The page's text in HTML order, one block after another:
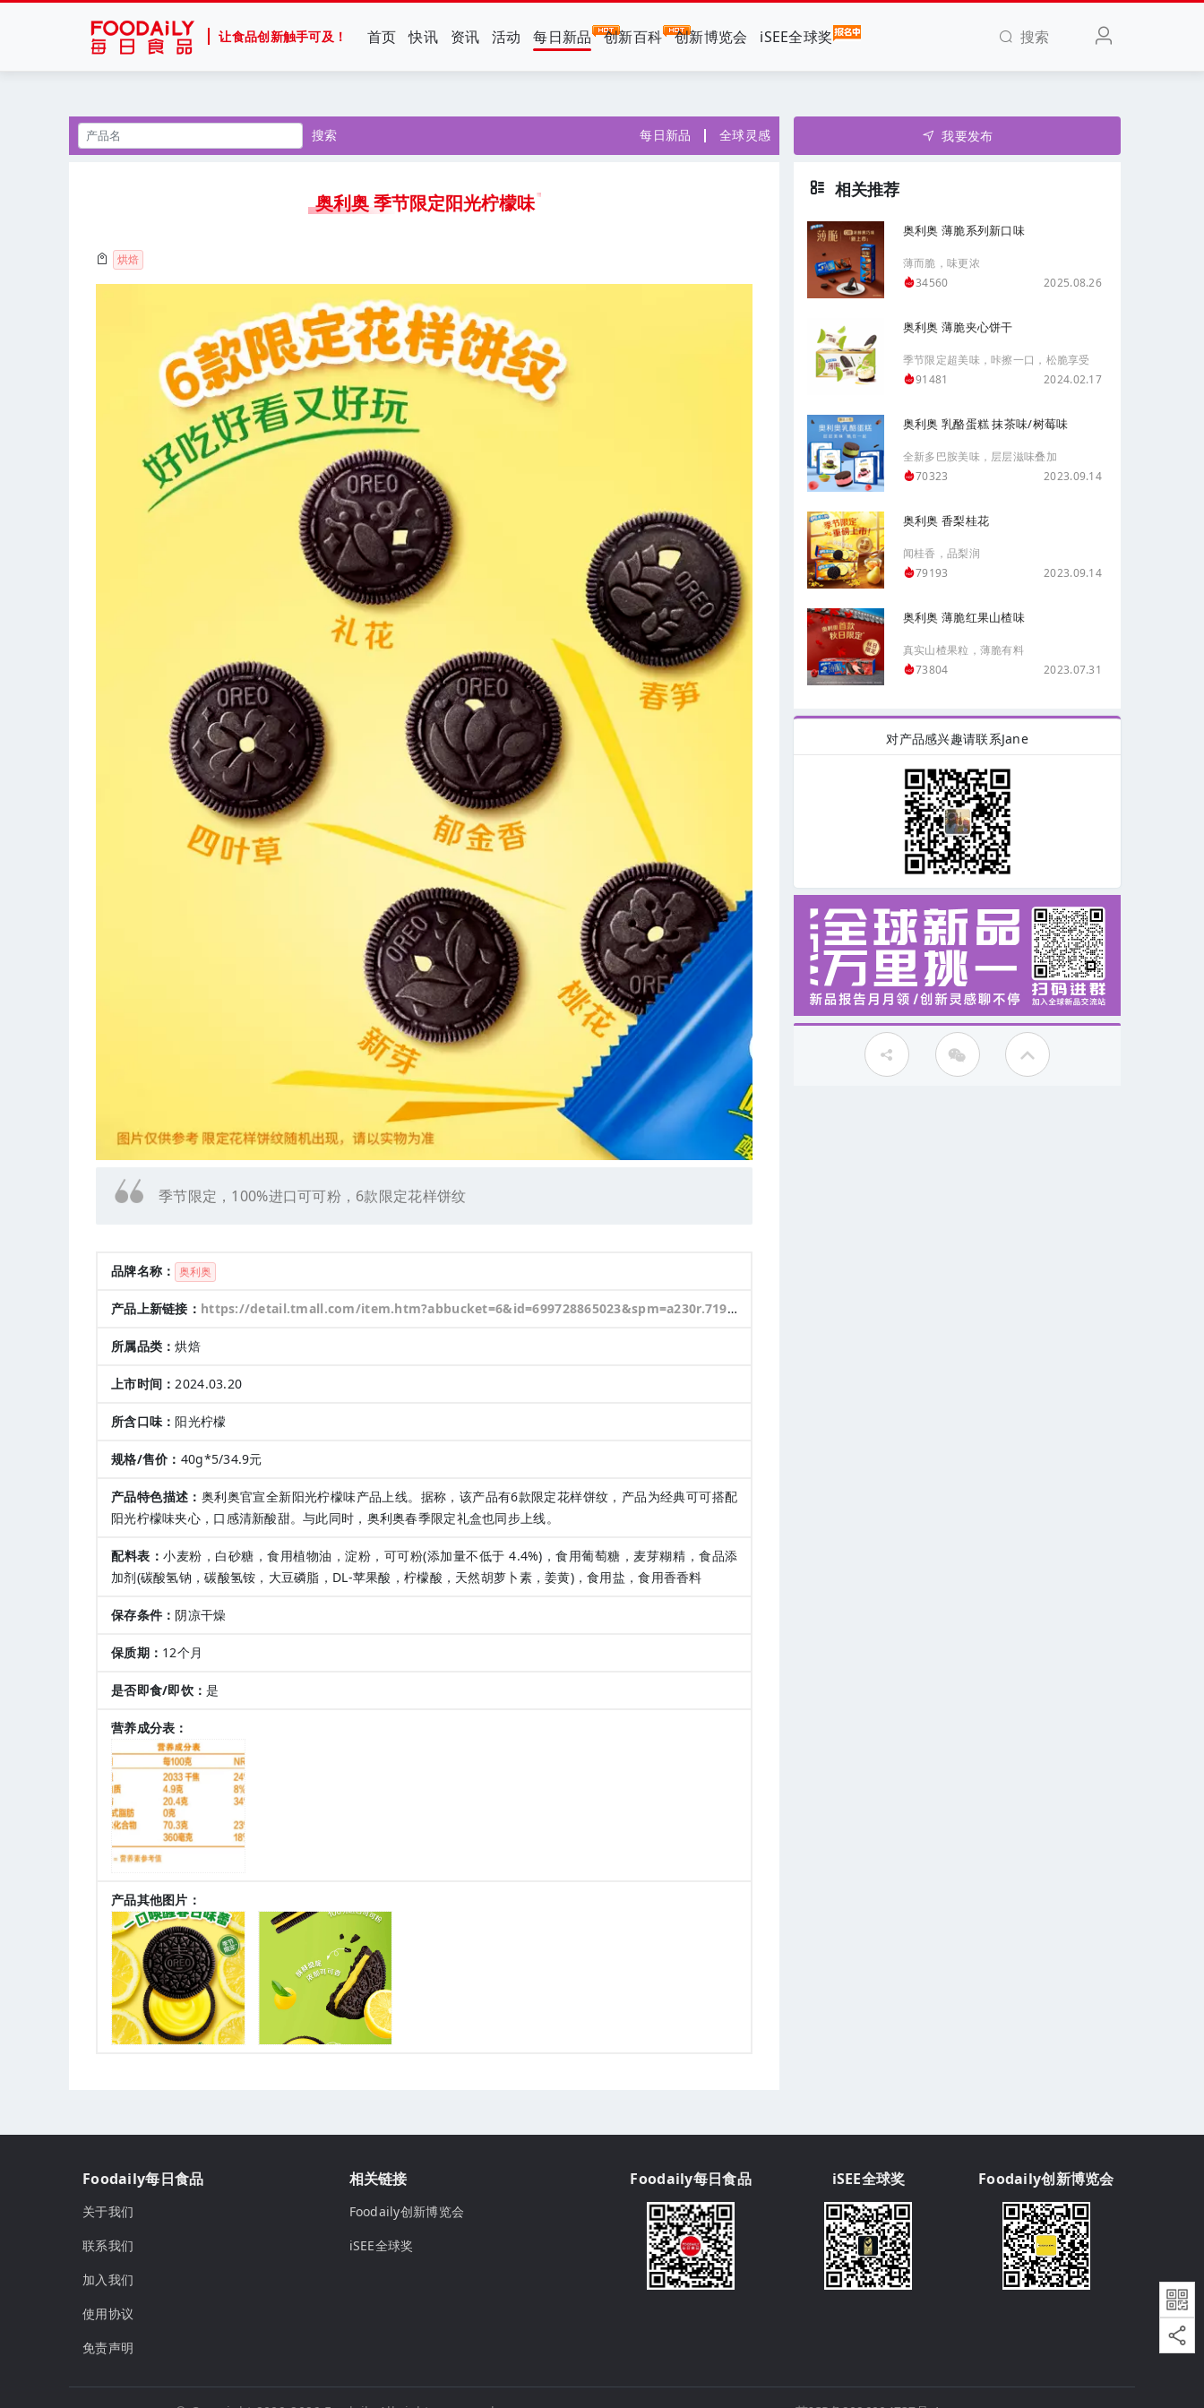
让食品创新触手可及！ 首页 快讯 资讯 活动 每日新品 创新百科 创新博览会 iSEE全球奖 搜索
搜索 每日新品 全球灵感
奥利奥 季节限定阳光柠檬味
烘焙
季节限定，100%进口可可粉，6款限定花样饼纹
品牌名称： 奥利奥
产品上新链接： https://detail.tmall.com/item.htm?abbucket=6&id=699728865023&spm=a230r.7195193.1997079397.5.22691b6deeNbSV
所属品类：烘焙
上市时间： 2024.03.20
所含口味：阳光柠檬
规格/售价： 40g*5/34.9元
产品特色描述： 奥利奥官宣全新阳光柠檬味产品上线。据称，该产品有6款限定花样饼纹，产品为经典可可搭配
阳光柠檬味夹心，口感清新酸甜。与此同时，奥利奥春季限定礼盒也同步上线。
配料表：小麦粉，白砂糖，食用植物油，淀粉，可可粉(添加量不低于 4.4%)，食用葡萄糖，麦芽糊精，食品添
加剂(碳酸氢钠，碳酸氢铵，大豆磷脂，DL-苹果酸，柠檬酸，天然胡萝卜素，姜黄)，食用盐，食用香香料
保存条件： 阴凉干燥
保质期： 12个月
是否即食/即饮：是
营养成分表：
产品其他图片：
我要发布
相关推荐
奥利奥 薄脆系列新口味
薄而脆，味更浓
34560
2025.08.26
奥利奥 薄脆夹心饼干
季节限定超美味，咔擦一口，松脆享受
91481
2024.02.17
奥利奥 乳酪蛋糕 抹茶味/树莓味
全新多巴胺美味，层层滋味叠加
70323
2023.09.14
奥利奥 香梨桂花
闻桂香，品梨润
79193
2023.09.14
奥利奥 薄脆红果山楂味
真实山楂果粒，薄脆有料
73804
2023.07.31
对产品感兴趣请联系Jane
Foodaily每日食品
关于我们
联系我们
加入我们
使用协议
免责声明
相关链接
Foodaily创新博览会
iSEE全球奖
Foodaily每日食品 iSEE全球奖 Foodaily创新博览会